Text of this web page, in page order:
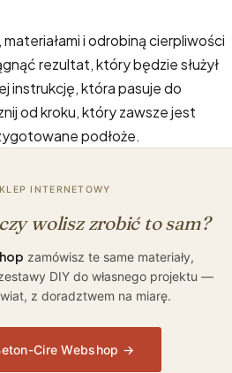
i odrobiną cierpliwości
rezultat, który będzie służył
instrukcję, która pasuje do
od kroku, który zawsze jest
podłoże.
INTERNETOWY
czy wolisz zrobić to sam?
zamówisz te same materiały,
DIY do własnego projektu —
z doradztwem na miarę.
Cire Webshop →